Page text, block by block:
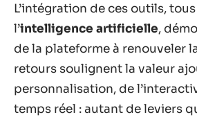
L’intégration de ces outils,
l’intelligence artificielle,
de la plateforme à renouveler
retours soulignent la valeur
personnalisation, de
temps réel : autant de leviers